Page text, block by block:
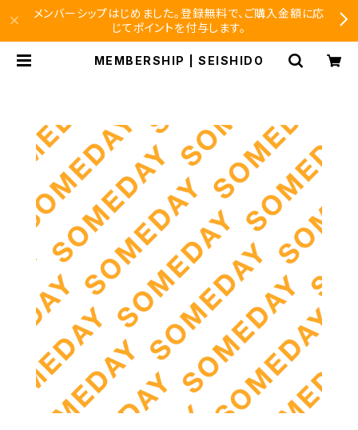
メンバーシップはじめました。登録無料で、ご購入金額に応
じてポイントを付与します。
MEMBERSHIP | SEISHIDO